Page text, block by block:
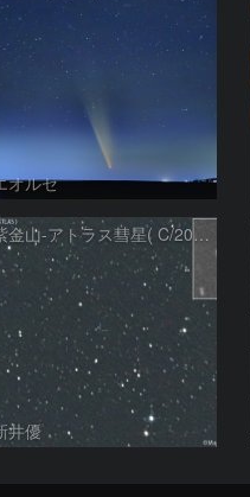
オルセ
紫金山-アトラス彗星( C/2023A3 )：2025/09/16
井優